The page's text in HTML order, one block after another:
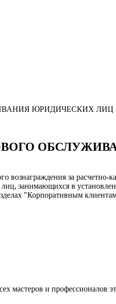
ЮРИДИЧЕСКИХ ЛИЦ
вознаграждения за
занимающихся в
"Корпоративным
мастеров и профессионалов